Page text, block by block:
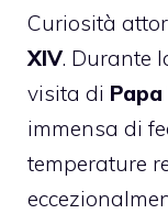
Curiosità
XIV. Durante
visita di Papa
immensa di
temperature